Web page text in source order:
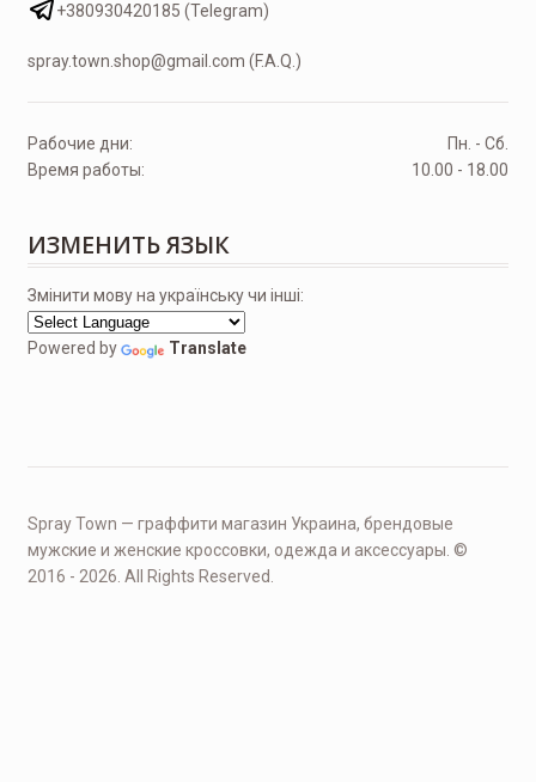
+380930420185 (Telegram)
spray.town.shop@gmail.com (F.A.Q.)
Рабочие дни:
Пн. - Сб.
Время работы:
10.00 - 18.00
ИЗМЕНИТЬ ЯЗЫК
Змінити мову на українську чи інші:
Powered by Translate
Spray Town — граффити магазин Украина, брендовые
мужские и женские кроссовки, одежда и аксессуары. ©
2016 - 2026. All Rights Reserved.